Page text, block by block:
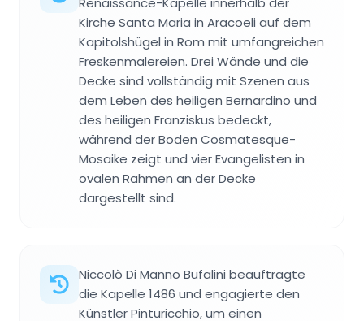
Kirche Santa Maria in Aracoeli auf dem
Kapitolshügel in Rom mit umfangreichen
Freskenmalereien. Drei Wände und die
Decke sind vollständig mit Szenen aus
dem Leben des heiligen Bernardino und
des heiligen Franziskus bedeckt,
während der Boden Cosmatesque-
Mosaike zeigt und vier Evangelisten in
ovalen Rahmen an der Decke
dargestellt sind.
Niccolò Di Manno Bufalini beauftragte
die Kapelle 1486 und engagierte den
Künstler Pinturicchio, um einen